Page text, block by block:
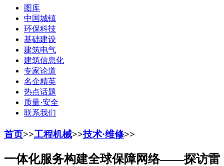
图库
中国城镇
环保科技
基础建设
建筑电气
建筑信息化
专家论道
名企精英
热点话题
质量·安全
联系我们
首页>>工程机械>>技术·维修>>
一体化服务构建全球保障网络——探访雷